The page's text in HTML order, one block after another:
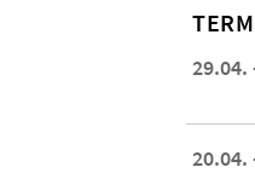
29.04.
20.04.